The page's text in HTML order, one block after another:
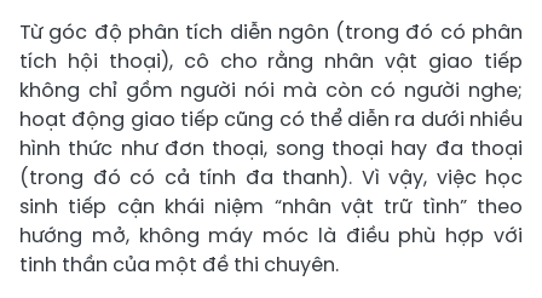
Từ góc độ phân tích diễn ngôn (trong đó có phân
tích hội thoại), cô cho rằng nhân vật giao tiếp
không chỉ gồm người nói mà còn có người nghe;
hoạt động giao tiếp cũng có thể diễn ra dưới nhiều
hình thức như đơn thoại, song thoại hay đa thoại
(trong đó có cả tính đa thanh). Vì vậy, việc học
sinh tiếp cận khái niệm “nhân vật trữ tình” theo
hướng mở, không máy móc là điều phù hợp với
tinh thần của một đề thi chuyên.